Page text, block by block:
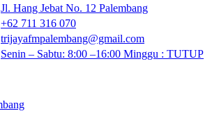
Jl. Hang Jebat No. 12 Palembang
+62 711 316 070
trijayafmpalembang@gmail.com
Senin – Sabtu: 8:00 –16:00 Minggu : TUTUP